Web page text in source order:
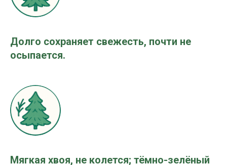
Долго сохраняет свежесть, почти не
осыпается.
Мягкая хвоя, не колется; тёмно-зелёный